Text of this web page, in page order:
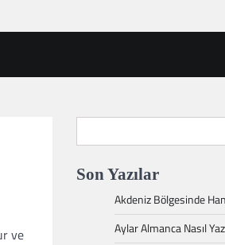
ve
Son Yazılar
Akdeniz Bölgesinde
Aylar Almanca Nasıl